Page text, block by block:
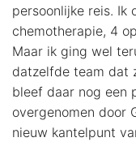
persoonlijke reis. Ik
chemotherapie, 4
Maar ik ging wel
datzelfde team dat
bleef daar nog een
overgenomen door
nieuw kantelpunt